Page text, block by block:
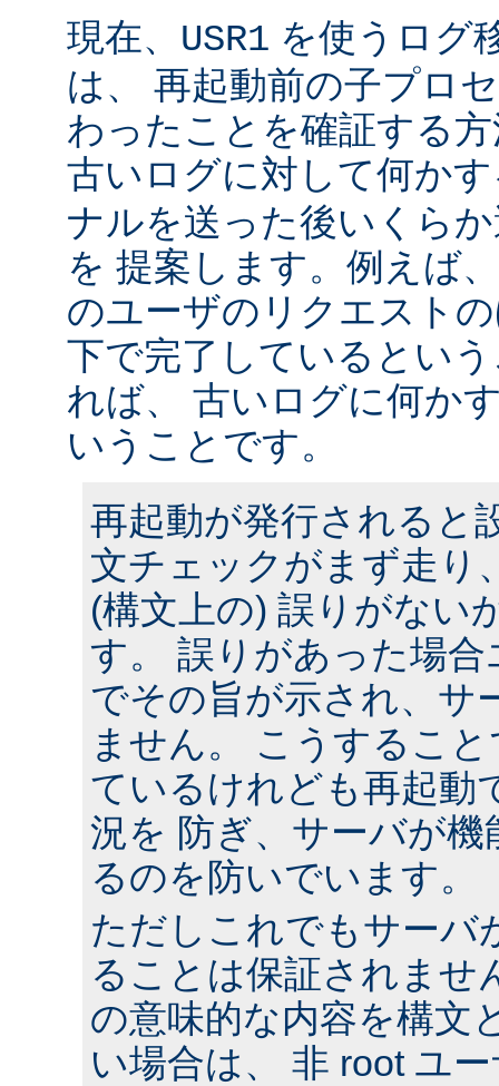
現在、 USR1 を使うログ
は、 再起動前の子プロ
わったことを確証する
古いログに対して何か
ナルを送った後いくら
を 提案します。例えば
のユーザのリクエスト
下で完了しているとい
れば、 古いログに何か
いうことです。
再起動が発行されると
文チェックがまず走り
(構文上の) 誤りがない
す。 誤りがあった場
でその旨が示され、サ
ません。 こうするこ
ているけれども再起動
況を 防ぎ、サーバが
るのを防いでいます。
ただしこれでもサーバ
ることは保証されませ
の意味的な内容を構文
い場合は、 非 root ユ